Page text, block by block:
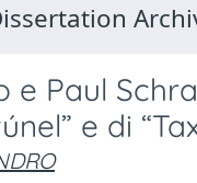
e Paul
e di